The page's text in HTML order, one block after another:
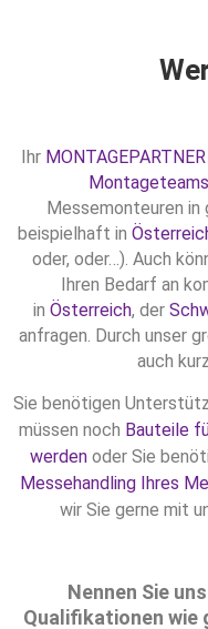
Ihr MONTAGEPARTNER
Montageteams
Messemonteuren in
beispielhaft in
oder, oder…). Auch
Ihren Bedarf an
in Österreich, der
anfragen. Durch unser
auch
Sie benötigen
müssen noch Bauteile
werdenoder Sie
Messehandling Ihres
wir Sie gerne mit
Nennen Sie
Qualifikationen wie